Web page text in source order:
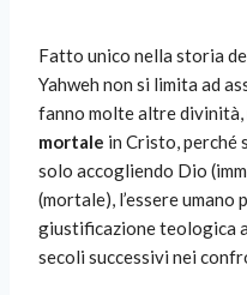
Fatto unico nella storia
Yahweh non si limita ad
fanno molte altre divinità,
mortale in Cristo, perché
solo accogliendo Dio
(mortale), l’essere umano
giustificazione teologica
secoli successivi nei